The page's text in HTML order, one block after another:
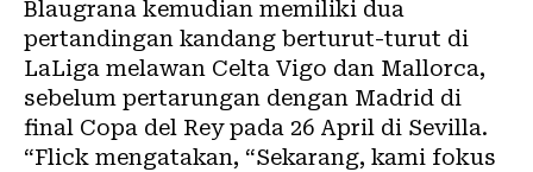
Blaugrana kemudian memiliki dua
pertandingan kandang berturut-turut di
LaLiga melawan Celta Vigo dan Mallorca,
sebelum pertarungan dengan Madrid di
final Copa del Rey pada 26 April di Sevilla.
“Flick mengatakan, “Sekarang, kami fokus